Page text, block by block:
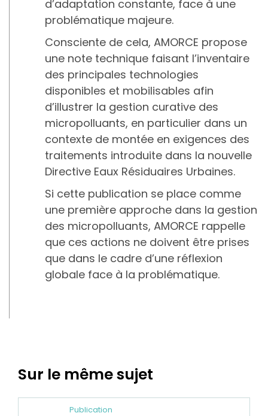
d’adaptation constante, face à une
problématique majeure.
Consciente de cela, AMORCE propose
une note technique faisant l’inventaire
des principales technologies
disponibles et mobilisables afin
d’illustrer la gestion curative des
micropolluants, en particulier dans un
contexte de montée en exigences des
traitements introduite dans la nouvelle
Directive Eaux Résiduaires Urbaines.
Si cette publication se place comme
une première approche dans la gestion
des micropolluants, AMORCE rappelle
que ces actions ne doivent être prises
que dans le cadre d’une réflexion
globale face à la problématique.
Sur le même sujet
Publication